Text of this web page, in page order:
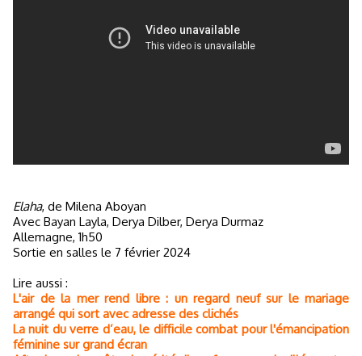
Elaha, de Milena Aboyan
Avec Bayan Layla, Derya Dilber, Derya Durmaz
Allemagne, 1h50
Sortie en salles le 7 février 2024
Lire aussi :
L'air de la mer rend libre : un regard neuf sur le mariage
arrangé qui sort avec adresse des clichés
La nuit du verre d’eau, le difficile combat pour l'émancipation
féminine sur grand écran